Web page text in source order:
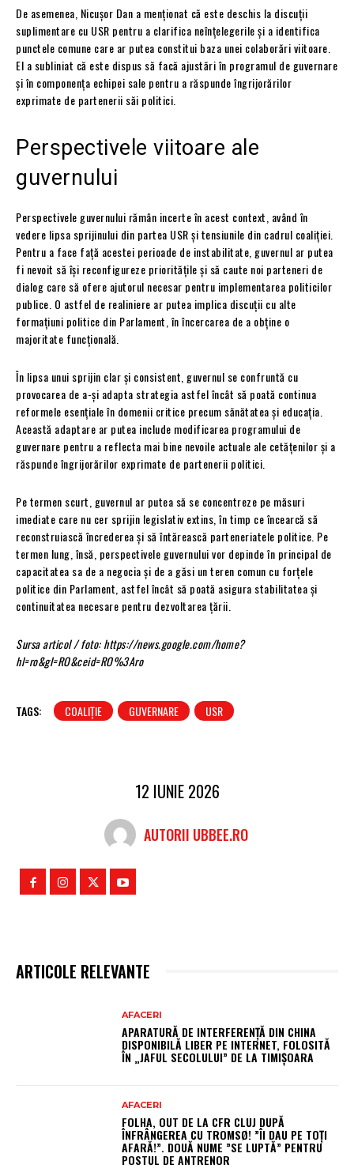
De asemenea, Nicușor Dan a menționat că este deschis la discuții
suplimentare cu USR pentru a clarifica neînțelegerile și a identifica
punctele comune care ar putea constitui baza unei colaborări viitoare.
El a subliniat că este dispus să facă ajustări în programul de guvernare
și în componența echipei sale pentru a răspunde îngrijorărilor
exprimate de partenerii săi politici.
Perspectivele viitoare ale
guvernului
Perspectivele guvernului rămân incerte în acest context, având în
vedere lipsa sprijinului din partea USR și tensiunile din cadrul coaliției.
Pentru a face față acestei perioade de instabilitate, guvernul ar putea
fi nevoit să își reconfigureze prioritățile și să caute noi parteneri de
dialog care să ofere ajutorul necesar pentru implementarea politicilor
publice. O astfel de realiniere ar putea implica discuții cu alte
formațiuni politice din Parlament, în încercarea de a obține o
majoritate funcțională.
În lipsa unui sprijin clar și consistent, guvernul se confruntă cu
provocarea de a-și adapta strategia astfel încât să poată continua
reformele esențiale în domenii critice precum sănătatea și educația.
Această adaptare ar putea include modificarea programului de
guvernare pentru a reflecta mai bine nevoile actuale ale cetățenilor și a
răspunde îngrijorărilor exprimate de partenerii politici.
Pe termen scurt, guvernul ar putea să se concentreze pe măsuri
imediate care nu cer sprijin legislativ extins, în timp ce încearcă să
reconstruiască încrederea și să întărească parteneriatele politice. Pe
termen lung, însă, perspectivele guvernului vor depinde în principal de
capacitatea sa de a negocia și de a găsi un teren comun cu forțele
politice din Parlament, astfel încât să poată asigura stabilitatea și
continuitatea necesare pentru dezvoltarea țării.
Sursa articol / foto: https://news.google.com/home?
hl=ro&gl=RO&ceid=RO%3Aro
TAGS: COALIȚIE GUVERNARE USR
12 IUNIE 2026
AUTORII UBBEE.RO
ARTICOLE RELEVANTE
AFACERI
APARATURĂ DE INTERFERENȚĂ DIN CHINA
DISPONIBILĂ LIBER PE INTERNET, FOLOSITĂ
ÎN „JAFUL SECOLULUI” DE LA TIMIȘOARA
AFACERI
FOLHA, OUT DE LA CFR CLUJ DUPĂ
ÎNFRÂNGEREA CU TROMSØ! ”ÎI DAU PE TOȚI
AFARĂ!”. DOUĂ NUME ”SE LUPTĂ” PENTRU
POSTUL DE ANTRENOR